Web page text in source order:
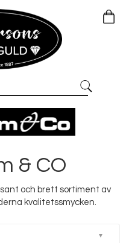
& CO
och brett sortiment av
kvalitetssmycken.